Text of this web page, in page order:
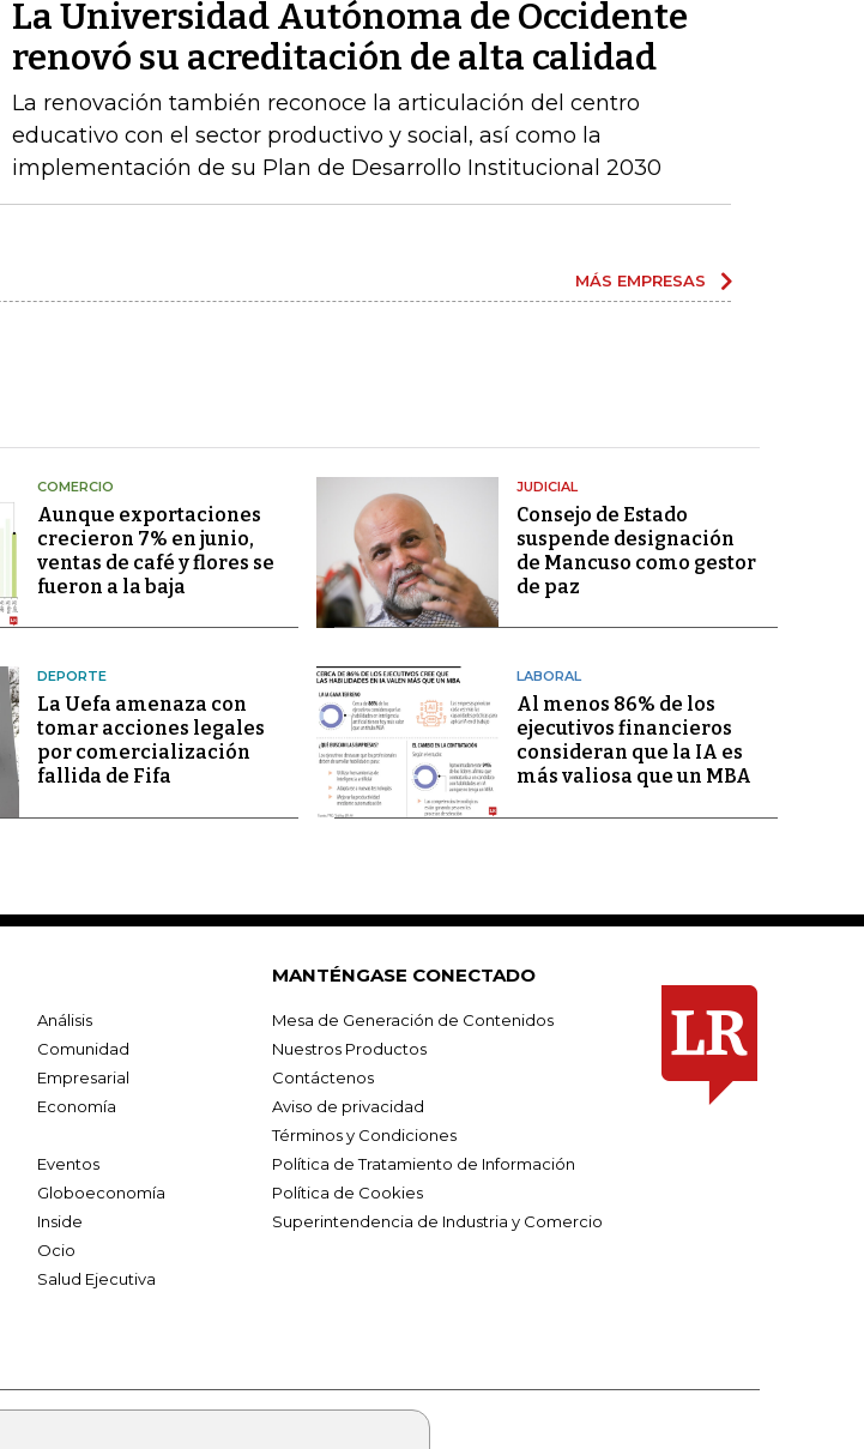
La Universidad Autónoma de Occidente
renovó su acreditación de alta calidad
La renovación también reconoce la articulación del centro
educativo con el sector productivo y social, así como la
implementación de su Plan de Desarrollo Institucional 2030
MÁS EMPRESAS
COMERCIO
Aunque exportaciones
crecieron 7% en junio,
ventas de café y flores se
fueron a la baja
JUDICIAL
Consejo de Estado
suspende designación
de Mancuso como gestor
de paz
DEPORTE
La Uefa amenaza con
tomar acciones legales
por comercialización
fallida de Fifa
LABORAL
Al menos 86% de los
ejecutivos financieros
consideran que la IA es
más valiosa que un MBA
Análisis
Comunidad
Empresarial
Economía
Eventos
Globoeconomía
Inside
Ocio
Salud Ejecutiva
MANTÉNGASE CONECTADO
Mesa de Generación de Contenidos
Nuestros Productos
Contáctenos
Aviso de privacidad
Términos y Condiciones
Política de Tratamiento de Información
Política de Cookies
Superintendencia de Industria y Comercio